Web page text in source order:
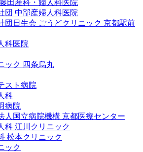
田産科・婦人科医院
団 中部産婦人科医院
団日生会 ごうどクリニック 京都駅前
科医院
ック 四条烏丸
スト病院
科
病院
人国立病院機構 京都医療センター
科 江川クリニック
松本クリニック
ック